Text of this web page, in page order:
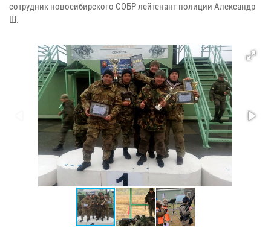
сотрудник новосибирского СОБР лейтенант полиции Александр
Ш.